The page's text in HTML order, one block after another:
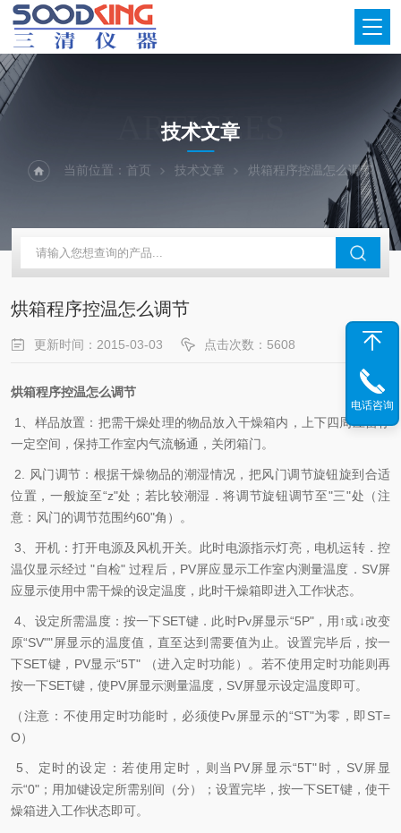
ARTICLES
技术文章
当前位置： 首页 技术文章 烘箱程序控温怎么调节
烘箱程序控温怎么调节
更新时间：2015-03-03 点击次数：5608
烘箱程序控温怎么调节
1、样品放置：把需干燥处理的物品放入干燥箱内，上下四周应留存
一定空间，保持工作室内气流畅通，关闭箱门。
2. 风门调节：根据干燥物品的潮湿情况，把风门调节旋钮旋到合适
位置，一般旋至“z"处；若比较潮湿．将调节旋钮调节至"三"处（注
意：风门的调节范围约60"角）。
3、开机：打开电源及风机开关。此时电源指示灯亮，电机运转．控
温仪显示经过 "自检" 过程后，PV屏应显示工作室内测量温度．SV屏
应显示使用中需干燥的设定温度，此时干燥箱即进入工作状态。
4、设定所需温度：按一下SET键．此时Pv屏显示“5P"，用↑或↓改变
原“SV""屏显示的温度值，直至达到需要值为止。设置完毕后，按一
下SET键，PV显示“5T" （进入定时功能）。若不使用定时功能则再
按一下SET键，使PV屏显示测量温度，SV屏显示设定温度即可。
（注意：不使用定时功能时，必须使Pv屏显示的“ST"为零，即ST=
O）
5、定时的设定：若使用定时，则当PV屏显示“5T"时，SV屏显
示“0"；用加键设定所需别间（分）；设置完毕，按一下SET键，使干
燥箱进入工作状态即可。
电话咨询